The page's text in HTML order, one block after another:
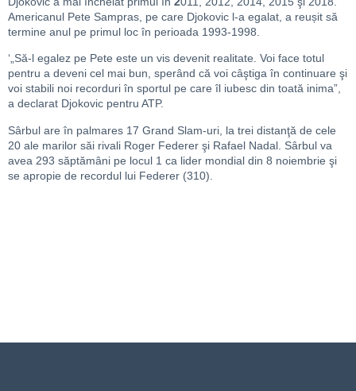
Americanul Pete Sampras, pe care Djokovic l-a egalat, a reușit să
termine anul pe primul loc în perioada 1993-1998.
‘„Să-l egalez pe Pete este un vis devenit realitate. Voi face totul
pentru a deveni cel mai bun, sperând că voi câştiga în continuare şi
voi stabili noi recorduri în sportul pe care îl iubesc din toată inima”,
a declarat Djokovic pentru ATP.
Sârbul are în palmares 17 Grand Slam-uri, la trei distanţă de cele
20 ale marilor săi rivali Roger Federer şi Rafael Nadal. Sârbul va
avea 293 săptămâni pe locul 1 ca lider mondial din 8 noiembrie şi
se apropie de recordul lui Federer (310).